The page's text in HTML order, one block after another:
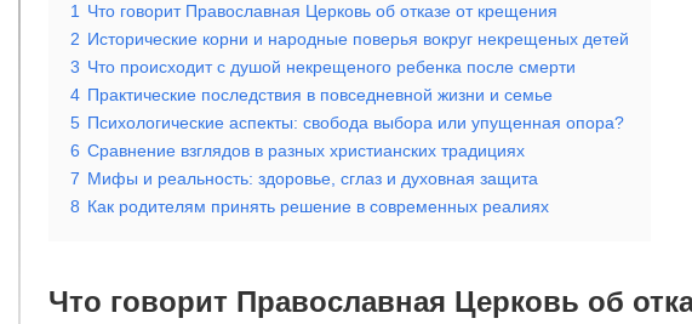
1
Что говорит Православная Церковь об отказе от крещения
2 Исторические корни и народные поверья вокруг некрещеных детей
3 Что происходит с душой некрещеного ребенка после смерти
4 Практические последствия в повседневной жизни и семье
5 Психологические аспекты: свобода выбора или упущенная опора?
6 Сравнение взглядов в разных христианских традициях
7 Мифы и реальность: здоровье, сглаз и духовная защита
8 Как родителям принять решение в современных реалиях
Что говорит Православная Церковь об